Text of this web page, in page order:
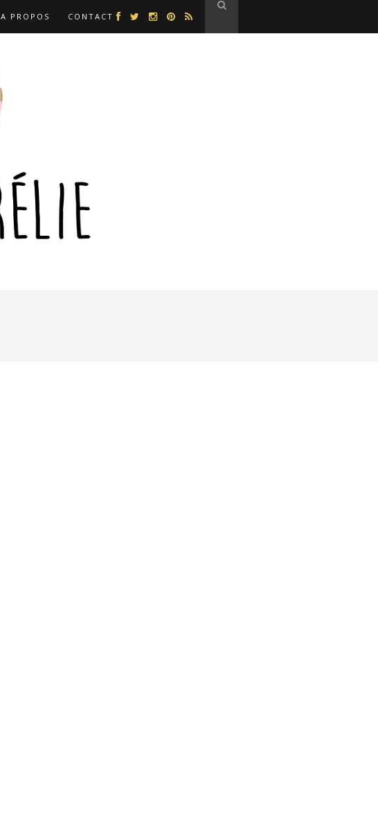
A PROPOS CONTACT